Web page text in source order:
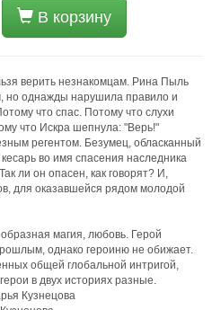
В корзину
верить незнакомцам. Рина Пыль
но однажды нарушила правило и
что спас. Потому что слухи
что Искра шепнула: "Верь!"
регентом. Безумец, обласканный
во имя спасения наследника
ли он опасен, как говорят? И,
для оказавшейся рядом молодой
магия, любовь. Герой
однако героиню не обижает.
общей глобальной интригой,
в двух историях разные.
Кузнецова